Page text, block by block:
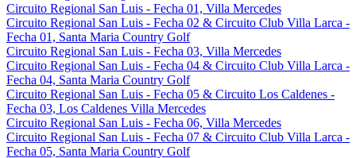
Circuito Regional San Luis - Fecha 01, Villa Mercedes
Circuito Regional San Luis - Fecha 02 & Circuito Club Villa Larca -
Fecha 01, Santa Maria Country Golf
Circuito Regional San Luis - Fecha 03, Villa Mercedes
Circuito Regional San Luis - Fecha 04 & Circuito Club Villa Larca -
Fecha 04, Santa Maria Country Golf
Circuito Regional San Luis - Fecha 05 & Circuito Los Caldenes -
Fecha 03, Los Caldenes Villa Mercedes
Circuito Regional San Luis - Fecha 06, Villa Mercedes
Circuito Regional San Luis - Fecha 07 & Circuito Club Villa Larca -
Fecha 05, Santa Maria Country Golf